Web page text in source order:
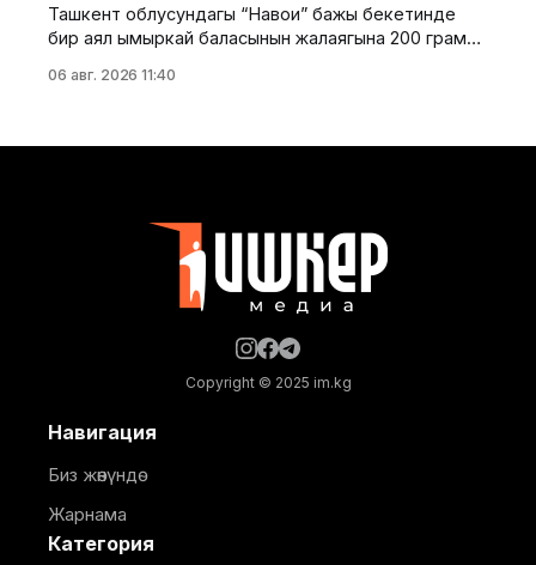
жайыттарына мал жаюуну
Ташкент облусундагы “Навои” бажы бекетинде
бир аял ымыркай баласынын жалаягына 200 грамм
менен алып өтүүгө аракет кылгандыгы үчүн
буюмдар табылган. Алдын
06 авг. 2026 11:40
Copyright © 2025 im.kg
Навигация
Биз жөнүндө
Жарнама
Категория